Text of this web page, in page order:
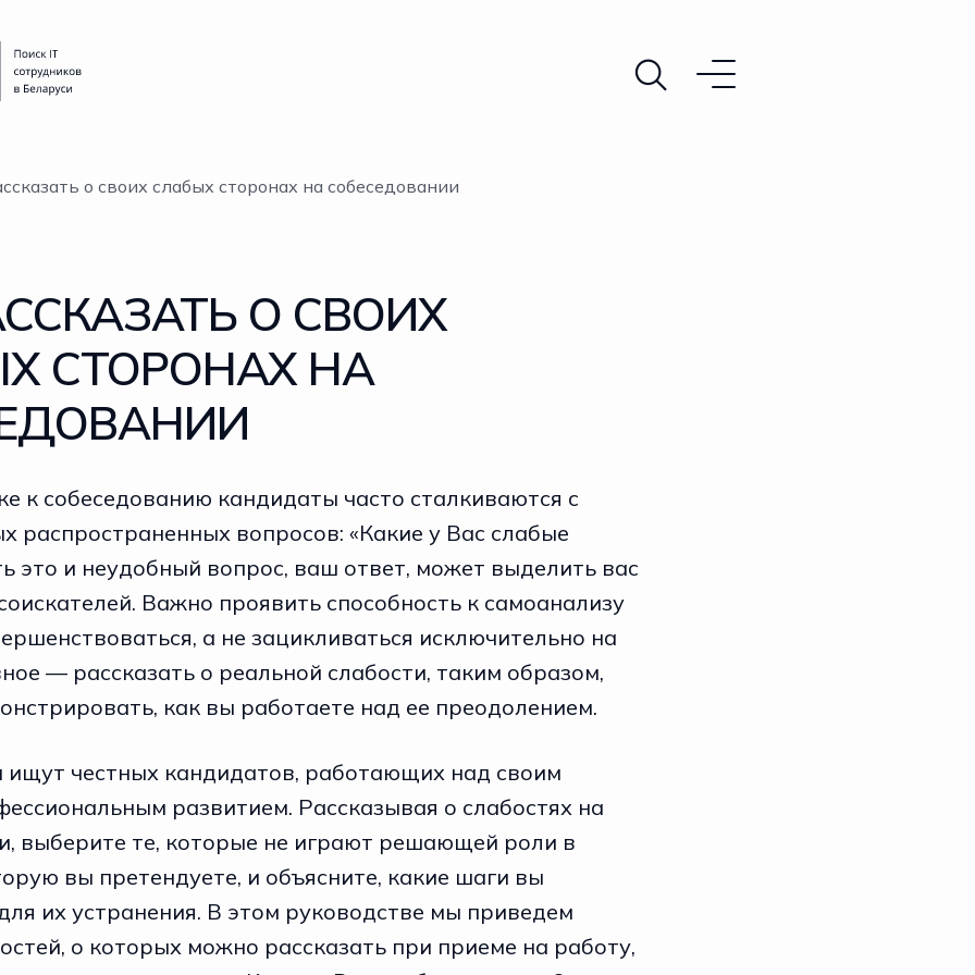
о своих слабых сторонах на собеседовании
О СВОИХ
СТОРОНАХ НА
к собеседованию кандидаты часто сталкиваются с
распространенных вопросов: «Какие у Вас слабые
это и неудобный вопрос, ваш ответ, может выделить вас
Важно проявить способность к самоанализу
а не зацикливаться исключительно на
— рассказать о реальной слабости, таким образом,
как вы работаете над ее преодолением.
ищут честных кандидатов, работающих над своим
развитием. Рассказывая о слабостях на
выберите те, которые не играют решающей роли в
вы претендуете, и объясните, какие шаги вы
их устранения. В этом руководстве мы приведем
о которых можно рассказать при приеме на работу,